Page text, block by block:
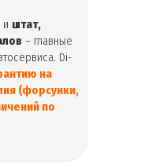
штат,
– главные
Di-
на
(форсунки,
по